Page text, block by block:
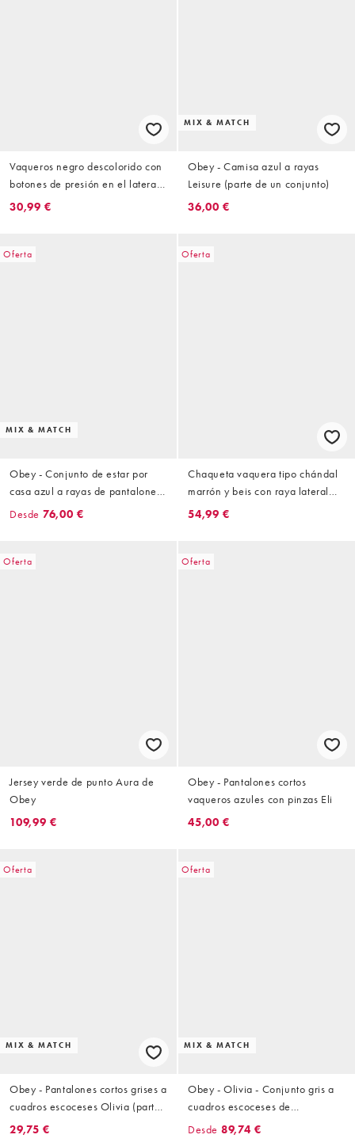
Vaqueros negro descolorido con
botones de presión en el lateral
Penelope de Obey
30,99 €
MIX & MATCH
Obey - Camisa azul a rayas
Leisure (parte de un conjunto)
36,00 €
Oferta
MIX & MATCH
Obey - Conjunto de estar por
casa azul a rayas de pantalones
cortos y camisa
Desde 76,00 €
Oferta
Chaqueta vaquera tipo chándal
marrón y beis con raya lateral
Astrid de Obey
54,99 €
Oferta
Jersey verde de punto Aura de
Obey
109,99 €
Oferta
Obey - Pantalones cortos
vaqueros azules con pinzas Eli
45,00 €
Oferta
MIX & MATCH
Obey - Pantalones cortos grises a
cuadros escoceses Olivia (parte
de un conjunto)
29,75 €
Oferta
MIX & MATCH
Obey - Olivia - Conjunto gris a
cuadros escoceses de
pantalones cortos y chaqueta
Desde 89,74 €